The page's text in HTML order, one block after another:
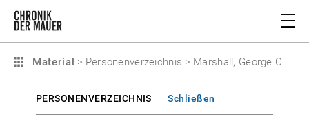
Material > Personenverzeichnis > Marshall, George C.
PERSONENVERZEICHNIS Schließen